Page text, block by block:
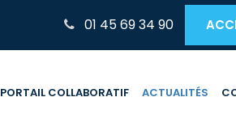
01 45 69 34 90
PORTAIL COLLABORATIF ACTUALITÉS